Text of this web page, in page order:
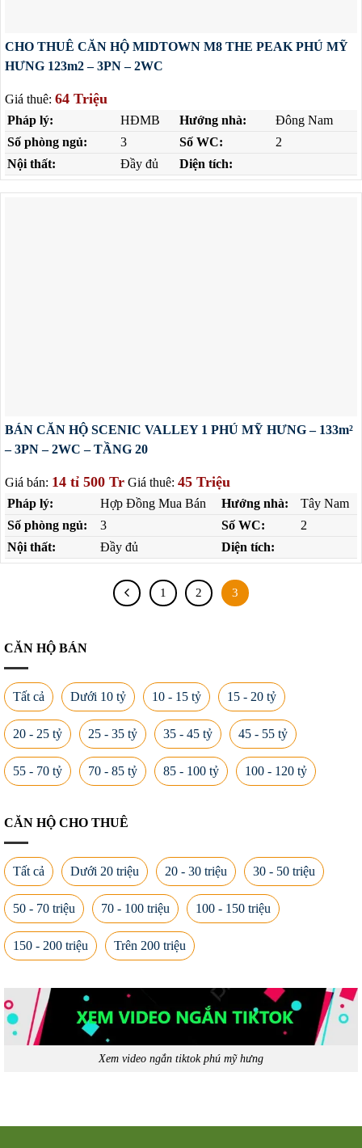
CHO THUÊ CĂN HỘ MIDTOWN M8 THE PEAK PHÚ MỸ
HƯNG 123m2 – 3PN – 2WC
Giá thuê: 64 Triệu
Pháp lý: HĐMB Hướng nhà:
Đông Nam
Số phòng ngủ:
3 Số WC:
2
Nội thất:
Đầy đủ Diện tích:
BÁN CĂN HỘ SCENIC VALLEY 1 PHÚ MỸ HƯNG – 133m²
– 3PN – 2WC – TẦNG 20
Giá bán: 14 tỉ 500 Tr Giá thuê: 45 Triệu
Pháp lý: Hợp Đồng Mua Bán Hướng nhà:
Tây Nam
Số phòng ngủ:
3 Số WC:
2
Nội thất:
Đầy đủ Diện tích:
1 2 3
CĂN HỘ BÁN
Tất cả Dưới 10 tỷ 10 - 15 tỷ 15 - 20 tỷ
20 - 25 tỷ 25 - 35 tỷ 35 - 45 tỷ 45 - 55 tỷ
55 - 70 tỷ 70 - 85 tỷ 85 - 100 tỷ 100 - 120 tỷ
CĂN HỘ CHO THUÊ
Tất cả Dưới 20 triệu 20 - 30 triệu 30 - 50 triệu
50 - 70 triệu 70 - 100 triệu 100 - 150 triệu
150 - 200 triệu Trên 200 triệu
Xem video ngắn tiktok phú mỹ hưng